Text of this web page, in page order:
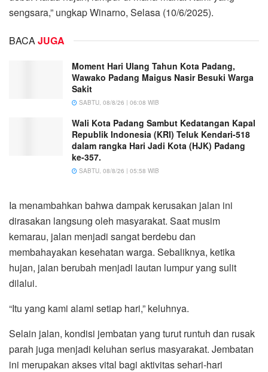
sengsara,” ungkap Winarno, Selasa (10/6/2025).
BACAJUGA
Moment Hari Ulang Tahun Kota Padang,
Wawako Padang Maigus Nasir Besuki Warga
Sakit
SABTU, 08/8/26 | 06:08 WIB
Wali Kota Padang Sambut Kedatangan Kapal
Republik Indonesia (KRI) Teluk Kendari-518
dalam rangka Hari Jadi Kota (HJK) Padang
ke-357.
SABTU, 08/8/26 | 05:58 WIB
Ia menambahkan bahwa dampak kerusakan jalan ini
dirasakan langsung oleh masyarakat. Saat musim
kemarau, jalan menjadi sangat berdebu dan
membahayakan kesehatan warga. Sebaliknya, ketika
hujan, jalan berubah menjadi lautan lumpur yang sulit
dilalui.
“Itu yang kami alami setiap hari,” keluhnya.
Selain jalan, kondisi jembatan yang turut runtuh dan rusak
parah juga menjadi keluhan serius masyarakat. Jembatan
ini merupakan akses vital bagi aktivitas sehari-hari